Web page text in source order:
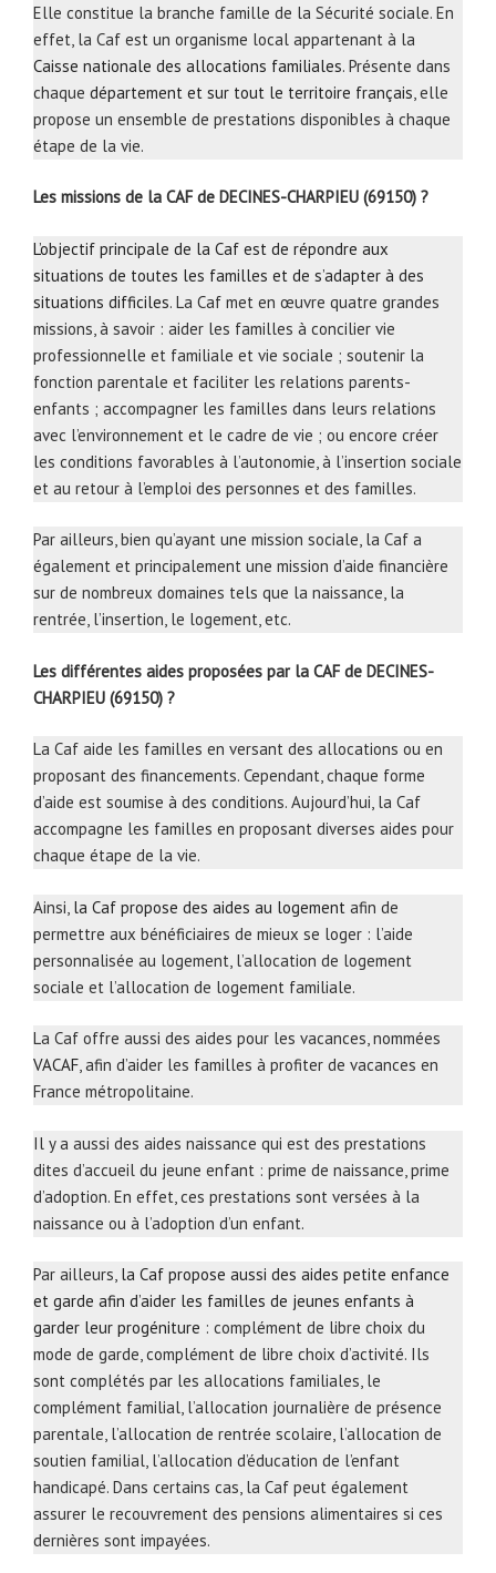
Elle constitue la branche famille de la Sécurité sociale. En
effet, la Caf est un organisme local appartenant à la
Caisse nationale des allocations familiales. Présente dans
chaque département et sur tout le territoire français, elle
propose un ensemble de prestations disponibles à chaque
étape de la vie.
Les missions de la CAF de DECINES-CHARPIEU (69150) ?
L’objectif principale de la Caf est de répondre aux
situations de toutes les familles et de s’adapter à des
situations difficiles. La Caf met en œuvre quatre grandes
missions, à savoir : aider les familles à concilier vie
professionnelle et familiale et vie sociale ; soutenir la
fonction parentale et faciliter les relations parents-
enfants ; accompagner les familles dans leurs relations
avec l’environnement et le cadre de vie ; ou encore créer
les conditions favorables à l’autonomie, à l’insertion sociale
et au retour à l’emploi des personnes et des familles.
Par ailleurs, bien qu’ayant une mission sociale, la Caf a
également et principalement une mission d’aide financière
sur de nombreux domaines tels que la naissance, la
rentrée, l’insertion, le logement, etc.
Les différentes aides proposées par la CAF de DECINES-
CHARPIEU (69150) ?
La Caf aide les familles en versant des allocations ou en
proposant des financements. Cependant, chaque forme
d’aide est soumise à des conditions. Aujourd’hui, la Caf
accompagne les familles en proposant diverses aides pour
chaque étape de la vie.
Ainsi, la Caf propose des aides au logement afin de
permettre aux bénéficiaires de mieux se loger : l’aide
personnalisée au logement, l’allocation de logement
sociale et l’allocation de logement familiale.
La Caf offre aussi des aides pour les vacances, nommées
VACAF, afin d’aider les familles à profiter de vacances en
France métropolitaine.
Il y a aussi des aides naissance qui est des prestations
dites d’accueil du jeune enfant : prime de naissance, prime
d’adoption. En effet, ces prestations sont versées à la
naissance ou à l’adoption d’un enfant.
Par ailleurs, la Caf propose aussi des aides petite enfance
et garde afin d’aider les familles de jeunes enfants à
garder leur progéniture : complément de libre choix du
mode de garde, complément de libre choix d’activité. Ils
sont complétés par les allocations familiales, le
complément familial, l’allocation journalière de présence
parentale, l’allocation de rentrée scolaire, l’allocation de
soutien familial, l’allocation d’éducation de l’enfant
handicapé. Dans certains cas, la Caf peut également
assurer le recouvrement des pensions alimentaires si ces
dernières sont impayées.